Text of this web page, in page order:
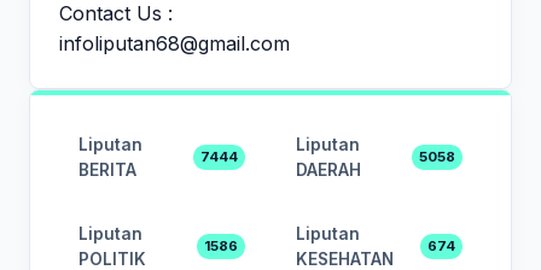
Contact Us :
infoliputan68@gmail.com
Liputan
BERITA
7444
Liputan
DAERAH
5058
Liputan
POLITIK
1586
Liputan
KESEHATAN
674